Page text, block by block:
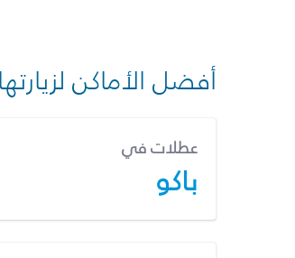
أفضل الأماكن
عطلات في
باكو